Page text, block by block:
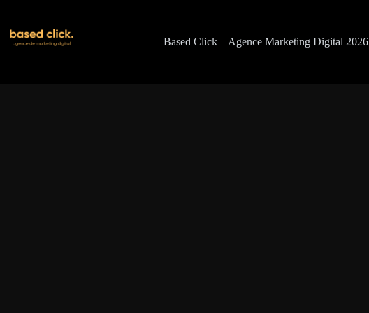
contenu
Based Click – Agence Marketing Digital 2026